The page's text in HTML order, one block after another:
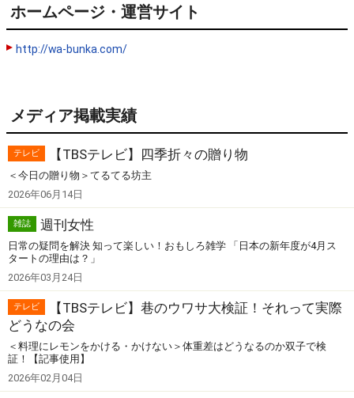
ホームページ・運営サイト
http://wa-bunka.com/
メディア掲載実績
テレビ 【TBSテレビ】四季折々の贈り物
＜今日の贈り物＞てるてる坊主
2026年06月14日
雑誌 週刊女性
日常の疑問を解決 知って楽しい！おもしろ雑学 「日本の新年度が4月ス
タートの理由は？」
2026年03月24日
テレビ
【TBSテレビ】巷のウワサ大検証！それって実際
どうなの会
＜料理にレモンをかける・かけない＞体重差はどうなるのか双子で検
証！【記事使用】
2026年02月04日